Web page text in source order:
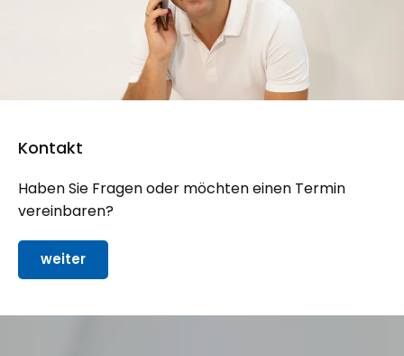
Kontakt
Haben Sie Fragen oder möchten einen Termin
vereinbaren?
weiter